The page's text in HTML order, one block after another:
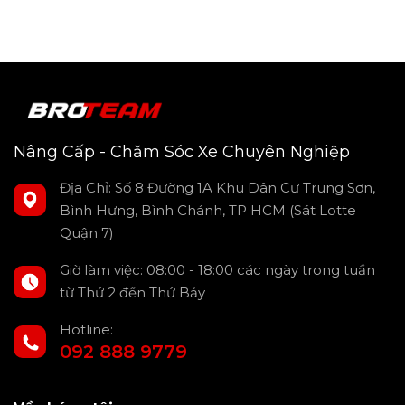
Làm mát tức thì: Quạt gió mạnh mẽ giúp làm mát hiệu
cảm giác mát mẻ dễ chịu ngay khi vừa bước lên xe.
mái, bạn sẽ tập trung hơn, giảm thiểu nguy cơ xảy ra tai
Nâng tầm đẳng cấp: Quạt làm mát ghế là phụ kiện cao
cấp, góp phần nâng tầm đẳng cấp cho chiếc xe Viloran
Nâng Cấp - Chăm Sóc Xe Chuyên Nghiệp
Địa Chỉ: Số 8 Đường 1A Khu Dân Cư Trung Sơn,
Bình Hưng, Bình Chánh, TP HCM (Sát Lotte
Quận 7)
Giờ làm việc: 08:00 - 18:00 các ngày trong tuần
từ Thứ 2 đến Thứ Bảy
Hotline:
092 888 9779